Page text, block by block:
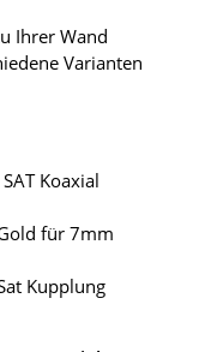
Ihrer Wand
Varianten
Koaxial
für 7mm
Kupplung